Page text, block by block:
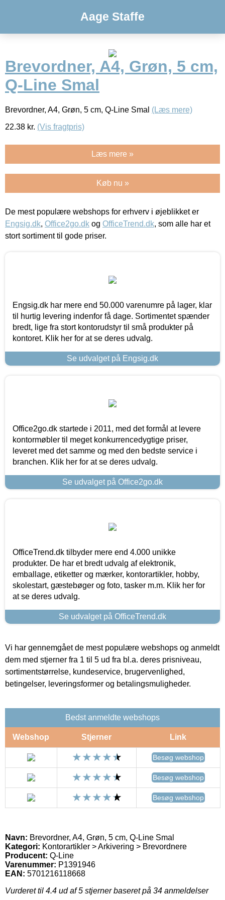
Aage Staffe
Brevordner, A4, Grøn, 5 cm,
Q-Line Smal
Brevordner, A4, Grøn, 5 cm, Q-Line Smal (Læs mere)
22.38 kr. (Vis fragtpris)
Læs mere »
Køb nu »
De mest populære webshops for erhverv i øjeblikket er
Engsig.dk, Office2go.dk og OfficeTrend.dk, som alle har et
stort sortiment til gode priser.
Engsig.dk har mere end 50.000 varenumre på lager, klar
til hurtig levering indenfor få dage. Sortimentet spænder
bredt, lige fra stort kontorudstyr til små produkter på
kontoret. Klik her for at se deres udvalg.
Se udvalget på Engsig.dk
Office2go.dk startede i 2011, med det formål at levere
kontormøbler til meget konkurrencedygtige priser,
leveret med det samme og med den bedste service i
branchen. Klik her for at se deres udvalg.
Se udvalget på Office2go.dk
OfficeTrend.dk tilbyder mere end 4.000 unikke
produkter. De har et bredt udvalg af elektronik,
emballage, etiketter og mærker, kontorartikler, hobby,
skolestart, gæstebøger og foto, tasker m.m. Klik her for
at se deres udvalg.
Se udvalget på OfficeTrend.dk
Vi har gennemgået de mest populære webshops og anmeldt
dem med stjerner fra 1 til 5 ud fra bl.a. deres prisniveau,
sortimentstørrelse, kundeservice, brugervenlighed,
betingelser, leveringsformer og betalingsmuligheder.
Bedst anmeldte webshops
Webshop Stjerner Link
Besøg webshop
Besøg webshop
Besøg webshop
Navn: Brevordner, A4, Grøn, 5 cm, Q-Line Smal
Kategori: Kontorartikler > Arkivering > Brevordnere
Producent: Q-Line
Varenummer: P1391946
EAN: 5701216118668
Vurderet til 4.4 ud af 5 stjerner baseret på 34 anmeldelser